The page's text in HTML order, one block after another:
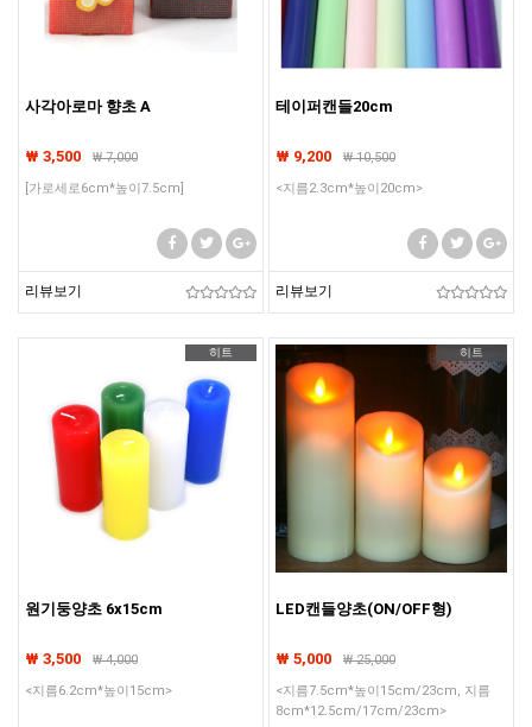
사각아로마 향초 A
₩ 3,500 ₩7,000
[가로세로6cm*높이7.5cm]
리뷰보기
테이퍼캔들20cm
₩ 9,200 ₩10,500
<지름2.3cm*높이20cm>
리뷰보기
히트
원기둥양초 6x15cm
₩ 3,500 ₩4,000
<지름6.2cm*높이15cm>
히트
LED캔들양초(ON/OFF형)
₩ 5,000 ₩25,000
<지름7.5cm*높이15cm/23cm, 지름
8cm*12.5cm/17cm/23cm>